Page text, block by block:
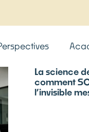
La science
comment
l’invisible